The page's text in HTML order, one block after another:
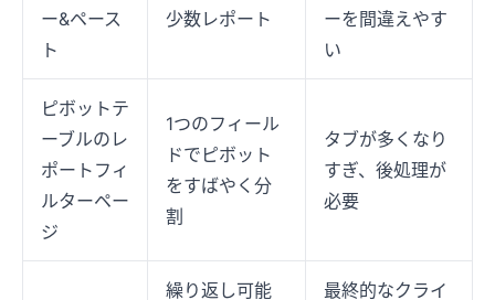
ー&ペース
ト
少数レポート
ーを間違えやす
い
ピボットテ
ーブルのレ
ポートフィ
ルターペー
ジ
1つのフィール
ドでピボット
をすばやく分
割
タブが多くなり
すぎ、後処理が
必要
繰り返し可能
最終的なクライ